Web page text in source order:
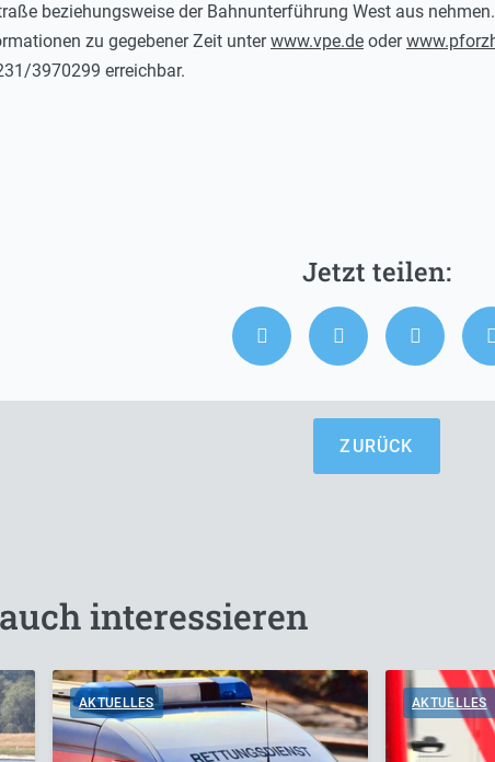
beziehungsweise der Bahnunterführung West aus
zu gegebener Zeit unterwww.vpe.de oder
3970299 erreichbar.
ZURÜCK
interessieren
AKTUELLES AKTUELLES